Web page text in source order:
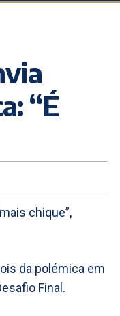
“É
chique”,
da polémica em
Final.